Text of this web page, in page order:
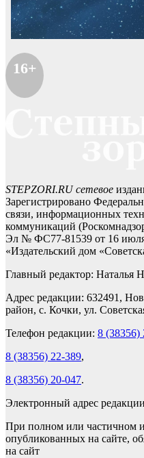
16+
STEPZORI.RU сетевое
Зарегистрировано
связи, информационных
коммуникаций
Эл № ФС77-81539 от 16
«Издательский дом
Главный редактор: Наталья
Адрес редакции: 632491,
район, с. Кочки, ул.
Телефон редакции: 8 (38356)
8 (38356) 22-389,
8 (38356) 20-047.
Электронный адрес
При полном или частичном
опубликованных на сайте,
на сайт